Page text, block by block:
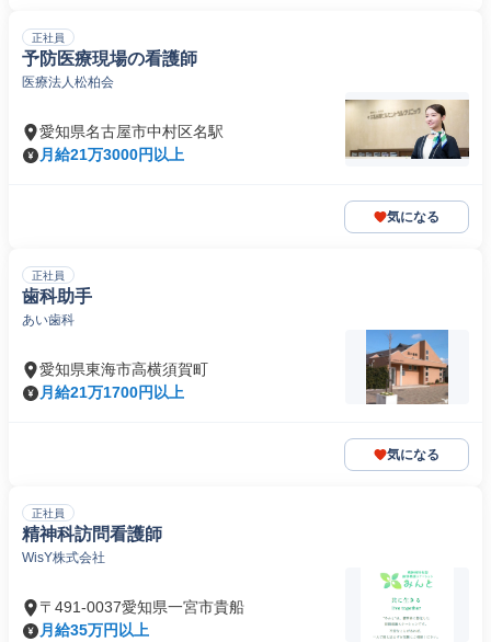
正社員
予防医療現場の看護師
医療法人松柏会
愛知県名古屋市中村区名駅
月給21万3000円以上
気になる
正社員
歯科助手
あい歯科
愛知県東海市高横須賀町
月給21万1700円以上
気になる
正社員
精神科訪問看護師
WisY株式会社
〒491-0037愛知県一宮市貴船
月給35万円以上